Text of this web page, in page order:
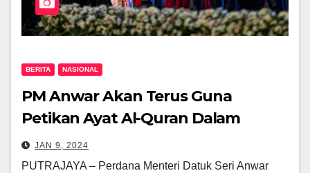
BERITA NASIONAL
PM Anwar Akan Terus Guna
Petikan Ayat Al-Quran Dalam
Ucapan
JAN 9, 2024
PUTRAJAYA – Perdana Menteri Datuk Seri Anwar